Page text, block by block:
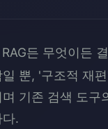
RAG든 무엇이든
뿐, '구조적 재
기존 검색 도구
.